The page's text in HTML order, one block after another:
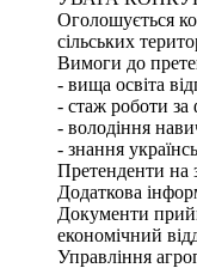
Оголошується
сільських
Вимоги до
- вища освіта
- стаж роботи
- володіння
- знання
Претенденти на
Додаткова
Документи
економічний
Управління